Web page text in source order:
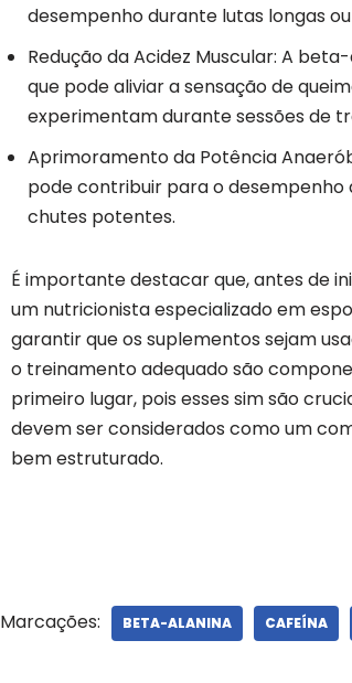
desempenho durante lutas longas
Redução da Acidez Muscular: A
que pode aliviar a sensação de
experimentam durante sessões de
Aprimoramento da Potência
pode contribuir para o
chutes potentes.
É importante destacar que, antes de
um nutricionista especializado em
garantir que os suplementos sejam
o treinamento adequado são
primeiro lugar, pois esses sim são
devem ser considerados como um
bem estruturado.
Marcações: BETA-ALANINA CAFEÍNA